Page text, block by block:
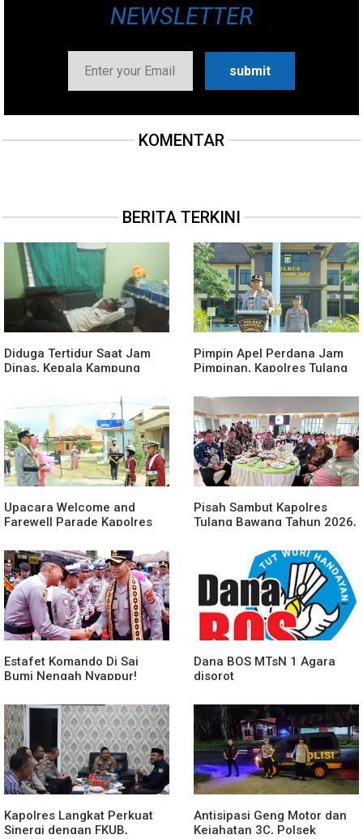
NEWSLETTER
KOMENTAR
BERITA TERKINI
Diduga Tertidur Saat Jam
Dinas, Kepala Kampung
Pimpin Apel Perdana Jam
Pimpinan, Kapolres Tulang
dan Penekanan Pada
Personil
Upacara Welcome and
Farewell Parade Kapolres
Berlangsung Khidmat
Pisah Sambut Kapolres
Tulang Bawang Tahun 2026,
Forkopimda untuk Menjaga
Stabilitas Daerah
Estafet Komando Di Sai
Bumi Nengah Nyappur!
Dan Penyerahan Tunggul
Kesatuan Polres Tulang
Bawang Berlangsung
Spektakuler
Dana BOS MTsN 1 Agara
disorot
Kapolres Langkat Perkuat
Sinergi dengan FKUB,
Antisipasi Geng Motor dan
Kejahatan 3C, Polsek